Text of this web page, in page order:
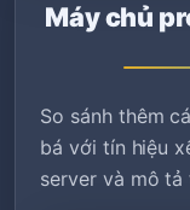
Máy chủ
So sánh thêm
bá với tín hiệu
server và mô